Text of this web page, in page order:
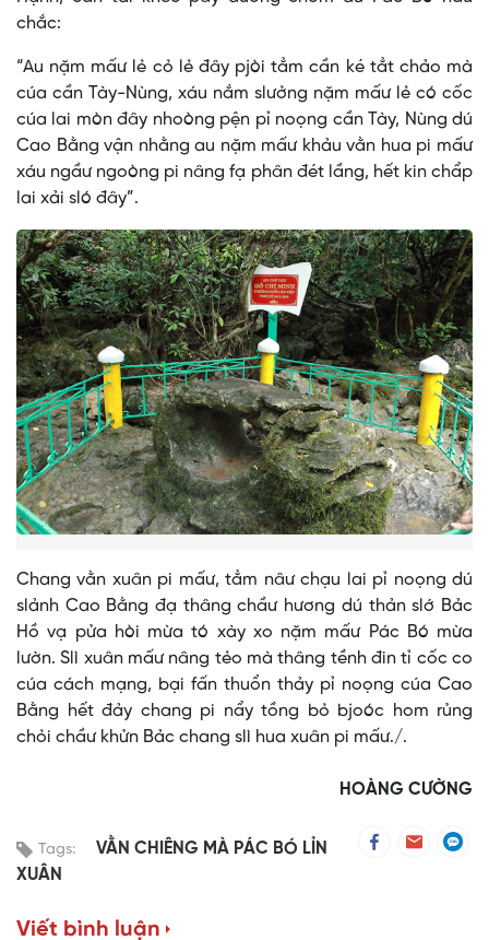
chắc:
“Au nặm mấư lẻ cỏ lẻ đây pjòi tẳm cần ké tẳt chảo mà
cúa cần Tày-Nùng, xáu nắm slưởng nặm mấư lẻ có cốc
cúa lai mòn đây nhoòng pện pỉ noọng cần Tày, Nùng dú
Cao Bằng vận nhằng au nặm mấư khảu vằn hua pi mấư
xáu ngầư ngoòng pi nâng fạ phân đét lầng, hết kin chẩp
lai xải sló đây”.
Chang vằn xuân pi mấư, tẳm nâư chạu lai pỉ noọng dú
slảnh Cao Bằng đạ thâng chầư hương dú thản slớ Bảc
Hồ vạ pửa hòi mừa tó xày xo nặm mấư Pác Bó mừa
lườn. Slì xuân mấư nâng tẻo mà thâng tềnh đin tỉ cốc co
cúa cách mạng, bại fấn thuổn thảy pỉ noọng cúa Cao
Bằng hết đảy chang pi nẩy tồng bỏ bjoóc hom rủng
chỏi chầư khửn Bảc chang slì hua xuân pi mấư./.
HOÀNG CƯỜNG
Tags:
VẰN CHIÊNG MÀ PÁC BÓ LỈN
XUÂN
Viết bình luận